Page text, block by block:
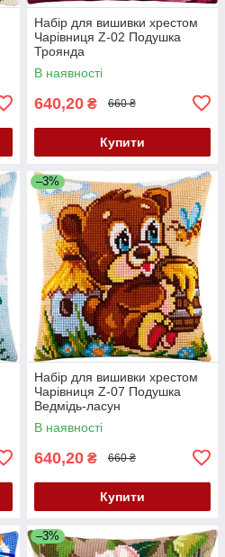
Набір для вишивки хрестом
Чарівниця Z-02 Подушка
Троянда
В наявності
640,20 ₴ 660 ₴
Купити
–3%
Набір для вишивки хрестом
Чарівниця Z-07 Подушка
Ведмідь-ласун
В наявності
640,20 ₴ 660 ₴
Купити
–3%